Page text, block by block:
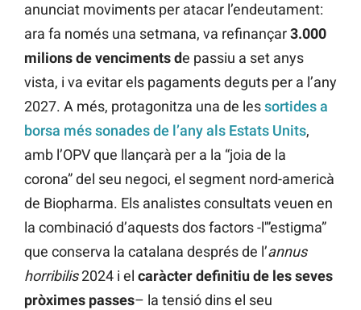
anunciat moviments per atacar l’endeutament:
ara fa només una setmana, va refinançar3.000
milions de venciments de passiu a set anys
vista, i va evitar els pagaments deguts per a l’any
2027. A més, protagonitza una de lessortides a
borsa més sonades de l’any als Estats Units,
amb l’OPV que llançarà per a la “joia de la
corona” del seu negoci, el segment nord-americà
de Biopharma. Els analistes consultats veuen en
la combinació d’aquests dos factors -l'”estigma”
que conserva la catalana després de l’annus
horribilis2024 i el caràcter definitiu de les seves
pròximes passes– la tensió dins el seu